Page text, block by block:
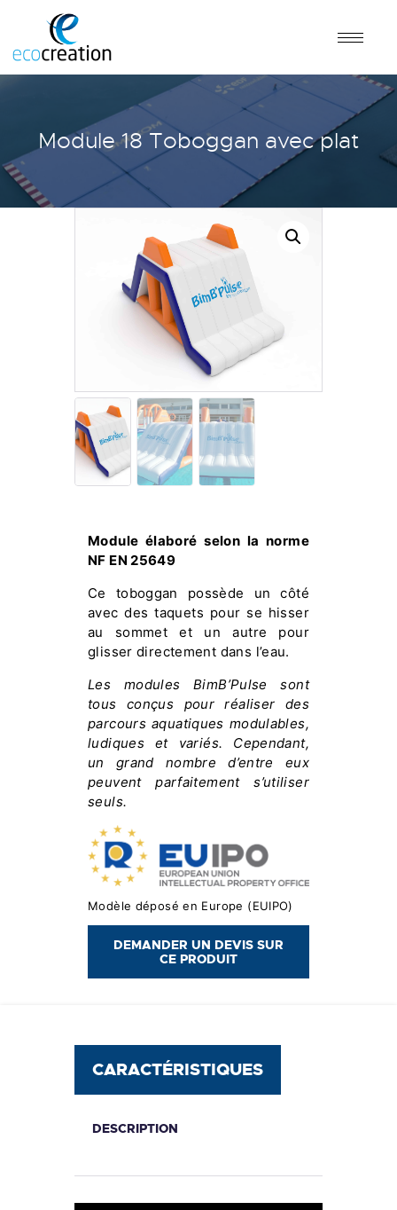
Module 18 Toboggan avec plat
Module élaboré selon la norme
NF EN 25649
Ce toboggan possède un côté
avec des taquets pour se hisser
au sommet et un autre pour
glisser directement dans l’eau.
Les modules BimB’Pulse sont
tous conçus pour réaliser des
parcours aquatiques modulables,
ludiques et variés. Cependant,
un grand nombre d’entre eux
peuvent parfaitement s’utiliser
seuls.
Modèle déposé en Europe (EUIPO)
DEMANDER UN DEVIS SUR
CE PRODUIT
CARACTÉRISTIQUES
DESCRIPTION